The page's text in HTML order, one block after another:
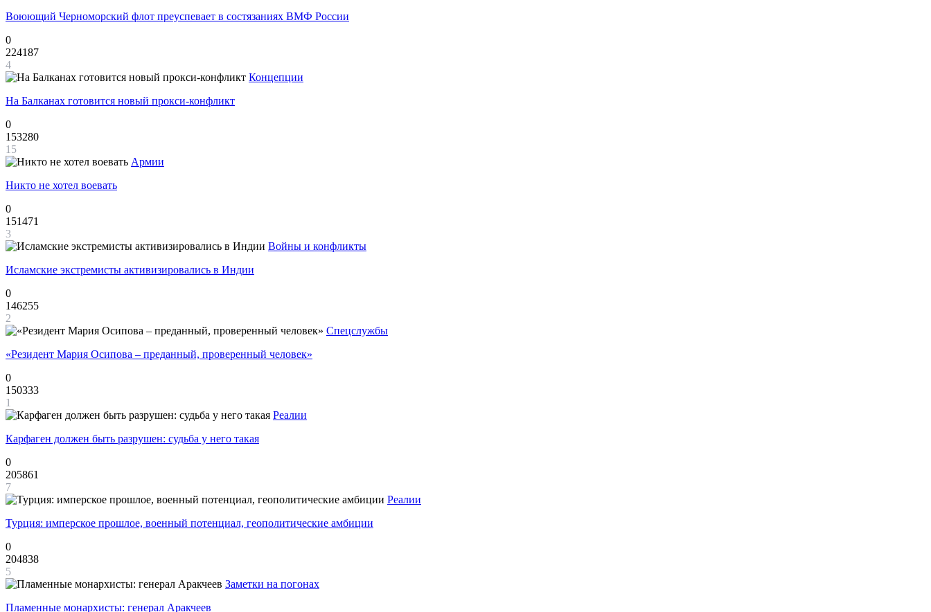
Воюющий Черноморский флот преуспевает в состязаниях ВМФ России
0
224187
4
Концепции
На Балканах готовится новый прокси-конфликт
0
153280
15
Армии
Никто не хотел воевать
0
151471
3
Войны и конфликты
Исламские экстремисты активизировались в Индии
0
146255
2
Спецслужбы
«Резидент Мария Осипова – преданный, проверенный человек»
0
150333
1
Реалии
Карфаген должен быть разрушен: судьба у него такая
0
205861
7
Реалии
Турция: имперское прошлое, военный потенциал, геополитические амбиции
0
204838
5
Заметки на погонах
Пламенные монархисты: генерал Аракчеев